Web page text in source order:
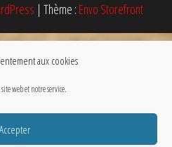
aux cookies
web et notre service.
Accepter
| Thème : Envo Storefront